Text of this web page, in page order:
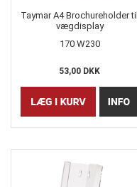
Taymar A4 Brochureholder til
vægdisplay
170 W230
53,00 DKK